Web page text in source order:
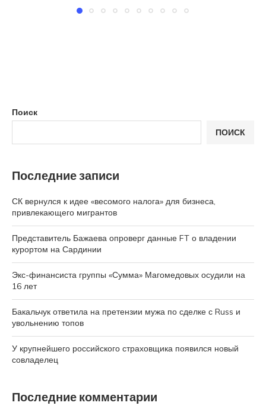
Поиск
ПОИСК
Последние записи
СК вернулся к идее «весомого налога» для бизнеса,
привлекающего мигрантов
Представитель Бажаева опроверг данные FT о владении
курортом на Сардинии
Экс-финансиста группы «Сумма» Магомедовых осудили на
16 лет
Бакальчук ответила на претензии мужа по сделке с Russ и
увольнению топов
У крупнейшего российского страховщика появился новый
совладелец
Последние комментарии